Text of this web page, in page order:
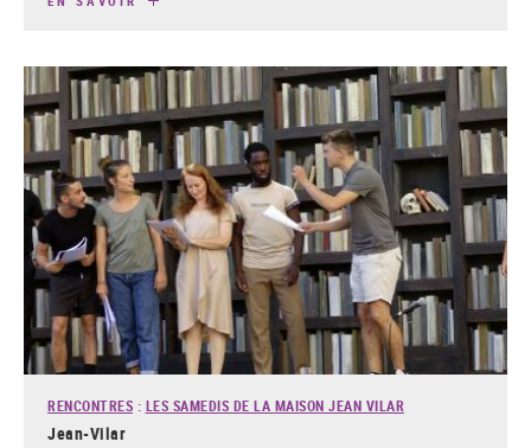
RENCONTRES : LES SAMEDIS DE LA MAISON JEAN VILAR
Jean-Vilar